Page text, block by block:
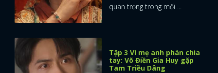
quan trọng trong mối ...
Tập 3 Vì mẹ anh phán chia
tay: Võ Điền Gia Huy gặp
Tam Triều Dâng